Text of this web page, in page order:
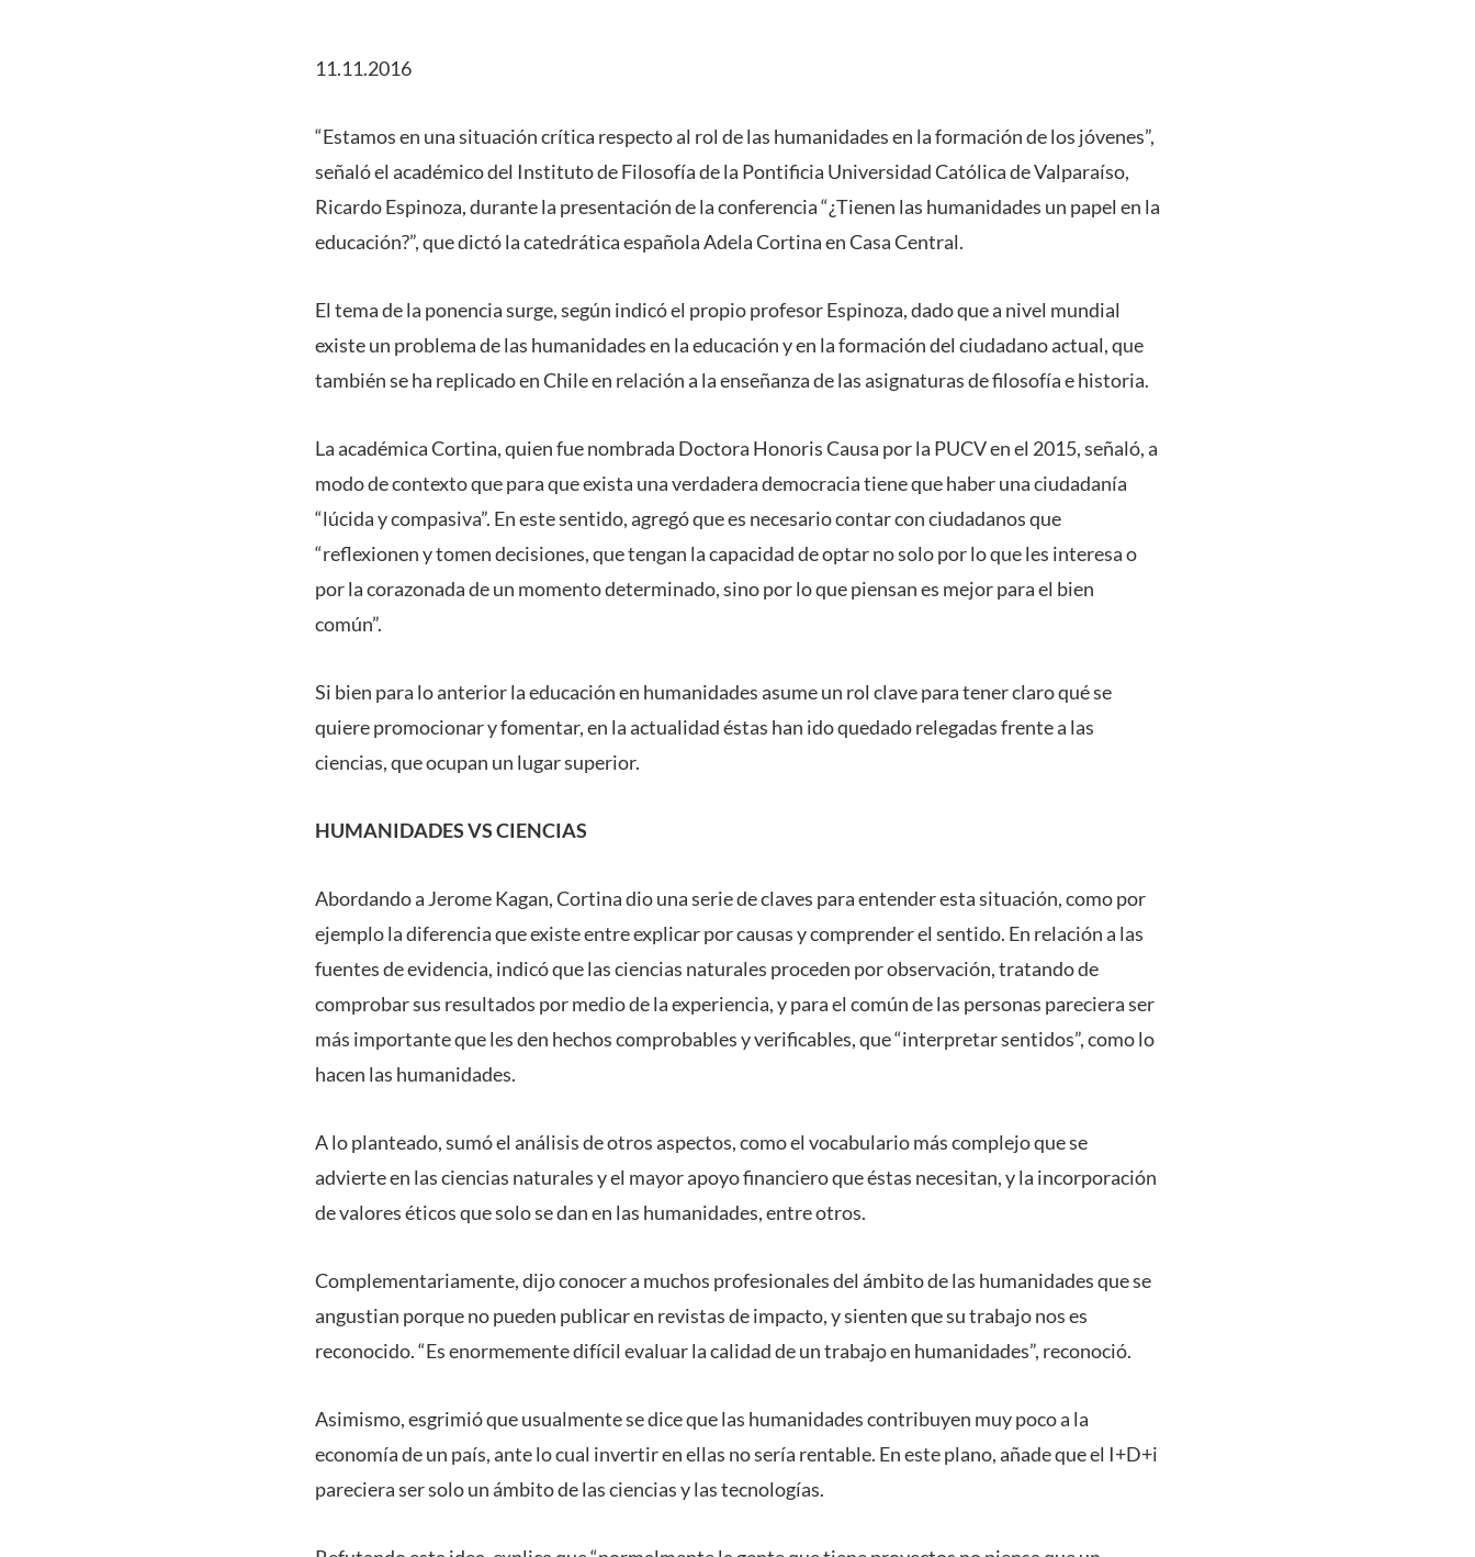
11.11.2016
“Estamos en una situación crítica respecto al rol de las humanidades en la formación de los jóvenes”,
señaló el académico del Instituto de Filosofía de la Pontificia Universidad Católica de Valparaíso,
Ricardo Espinoza, durante la presentación de la conferencia “¿Tienen las humanidades un papel en la
educación?”, que dictó la catedrática española Adela Cortina en Casa Central.
El tema de la ponencia surge, según indicó el propio profesor Espinoza, dado que a nivel mundial
existe un problema de las humanidades en la educación y en la formación del ciudadano actual, que
también se ha replicado en Chile en relación a la enseñanza de las asignaturas de filosofía e historia.
La académica Cortina, quien fue nombrada Doctora Honoris Causa por la PUCV en el 2015, señaló, a
modo de contexto que para que exista una verdadera democracia tiene que haber una ciudadanía
“lúcida y compasiva”. En este sentido, agregó que es necesario contar con ciudadanos que
“reflexionen y tomen decisiones, que tengan la capacidad de optar no solo por lo que les interesa o
por la corazonada de un momento determinado, sino por lo que piensan es mejor para el bien
común”.
Si bien para lo anterior la educación en humanidades asume un rol clave para tener claro qué se
quiere promocionar y fomentar, en la actualidad éstas han ido quedado relegadas frente a las
ciencias, que ocupan un lugar superior.
HUMANIDADES VS CIENCIAS
Abordando a Jerome Kagan, Cortina dio una serie de claves para entender esta situación, como por
ejemplo la diferencia que existe entre explicar por causas y comprender el sentido. En relación a las
fuentes de evidencia, indicó que las ciencias naturales proceden por observación, tratando de
comprobar sus resultados por medio de la experiencia, y para el común de las personas pareciera ser
más importante que les den hechos comprobables y verificables, que “interpretar sentidos”, como lo
hacen las humanidades.
A lo planteado, sumó el análisis de otros aspectos, como el vocabulario más complejo que se
advierte en las ciencias naturales y el mayor apoyo financiero que éstas necesitan, y la incorporación
de valores éticos que solo se dan en las humanidades, entre otros.
Complementariamente, dijo conocer a muchos profesionales del ámbito de las humanidades que se
angustian porque no pueden publicar en revistas de impacto, y sienten que su trabajo nos es
reconocido. “Es enormemente difícil evaluar la calidad de un trabajo en humanidades”, reconoció.
Asimismo, esgrimió que usualmente se dice que las humanidades contribuyen muy poco a la
economía de un país, ante lo cual invertir en ellas no sería rentable. En este plano, añade que el I+D+i
pareciera ser solo un ámbito de las ciencias y las tecnologías.